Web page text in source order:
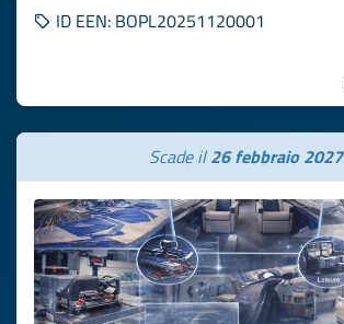
ID EEN: BOPL20251120001
Scade il26 febbraio 2027